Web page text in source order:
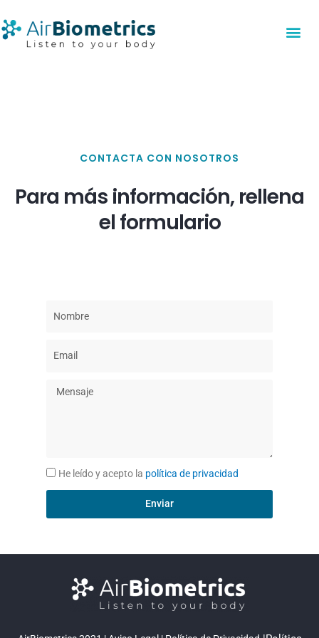
al
contenido
CONTACTA CON NOSOTROS
Para más información, rellena
el formulario
He leído y acepto la política de privacidad
Enviar